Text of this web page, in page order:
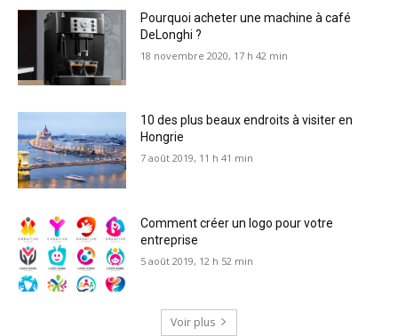
Pourquoi acheter une machine à café
DeLonghi ?
18 novembre 2020, 17 h 42 min
10 des plus beaux endroits à visiter en
Hongrie
7 août 2019, 11 h 41 min
Comment créer un logo pour votre
entreprise
5 août 2019, 12 h 52 min
Voir plus